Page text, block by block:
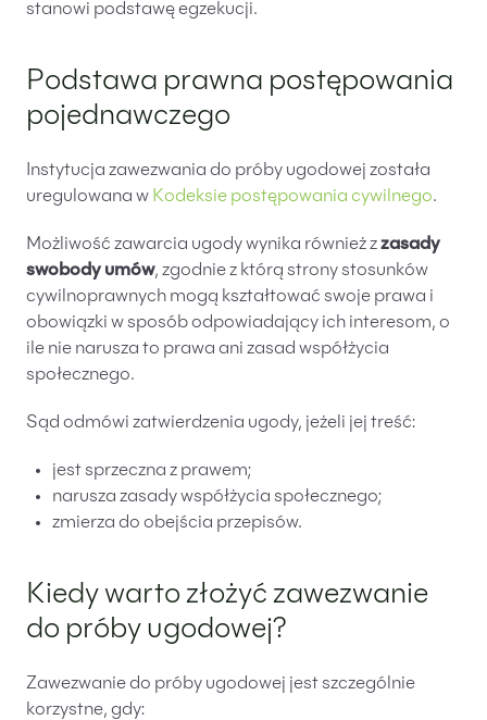
stanowi podstawę egzekucji.
Podstawa prawna postępowania
pojednawczego
Instytucja zawezwania do próby ugodowej została
uregulowana w Kodeksie postępowania cywilnego.
Możliwość zawarcia ugody wynika również zzasady
swobody umów, zgodnie z którą strony stosunków
cywilnoprawnych mogą kształtować swoje prawa i
obowiązki w sposób odpowiadający ich interesom, o
ile nie narusza to prawa ani zasad współżycia
społecznego.
Sąd odmówi zatwierdzenia ugody, jeżeli jej treść:
jest sprzeczna z prawem;
narusza zasady współżycia społecznego;
zmierza do obejścia przepisów.
Kiedy warto złożyć zawezwanie
do próby ugodowej?
Zawezwanie do próby ugodowej jest szczególnie
korzystne, gdy: